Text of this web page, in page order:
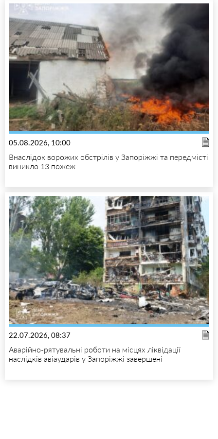
05.08.2026, 10:00
Внаслідок ворожих обстрілів у Запоріжжі та передмісті
виникло 13 пожеж
22.07.2026, 08:37
Аварійно-рятувальні роботи на місцях ліквідації
наслідків авіаударів у Запоріжжі завершені